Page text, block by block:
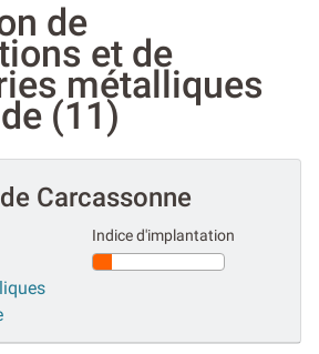
de
et de
métalliques
(11)
Carcassonne
Indice d'implantation